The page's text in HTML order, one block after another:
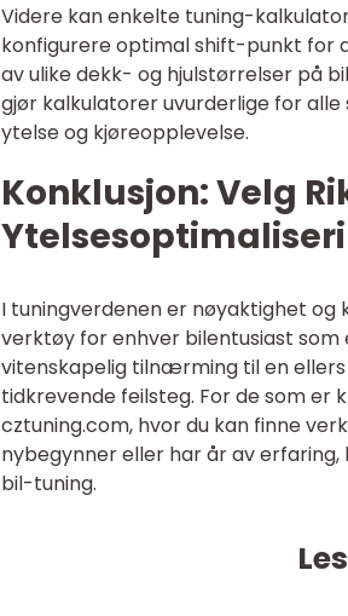
Videre kan enkelte tuning-
konfigurere optimal shift-punkt for
av ulike dekk- og hjulstørrelser på
gjør kalkulatorer uvurderlige for
ytelse og kjøreopplevelse.
Konklusjon: Velg
I tuningverdenen er nøyaktighet
verktøy for enhver bilentusiast
vitenskapelig tilnærming til en
tidkrevende feilsteg. For de som er
cztuning.com, hvor du kan finne
nybegynner eller har år av
bil-tuning.